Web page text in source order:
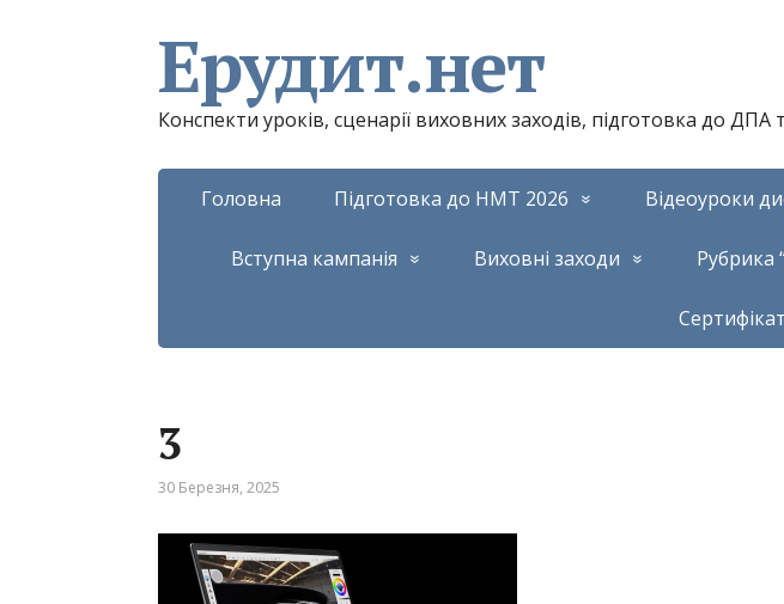
Ерудит.нет
Конспекти уроків, сценарії виховних заходів, підготовка до
Головна Підготовка до НМТ 2026 Відеоуроки
Вступна кампанія Виховні заходи Рубрика
Сертифікат
3
30 Березня, 2025